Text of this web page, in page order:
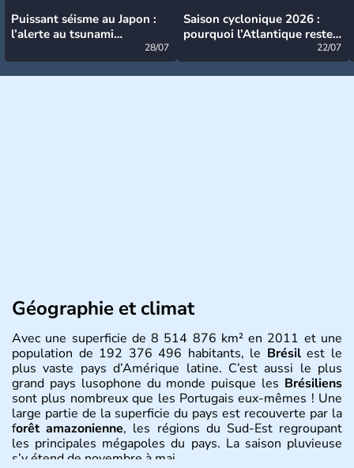
Puissant séisme au Japon :
l’alerte au tsunami
28/07
Saison cyclonique 2026 :
pourquoi l’Atlantique reste
22/07
Géographie et climat
Avec une superficie de 8 514 876 km² en 2011 et une
population de 192 376 496 habitants, le Brésilest le
plus vaste pays d’Amérique latine. C’est aussi le plus
grand pays lusophone du monde puisque les Brésiliens
sont plus nombreux que les Portugais eux-mêmes ! Une
large partie de la superficie du pays est recouverte par la
forêt amazonienne, les régions du Sud-Est regroupant
les principales mégapoles du pays. La saison pluvieuse
s’y étend de novembre à mai.